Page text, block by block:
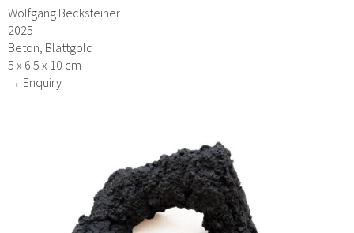
Wolfgang Becksteiner
2025
Beton, Blattgold
5 x 6.5 x 10 cm
→ Enquiry